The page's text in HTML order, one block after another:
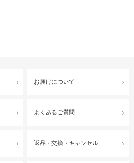
お届けについて
よくあるご質問
返品・交換・キャンセル